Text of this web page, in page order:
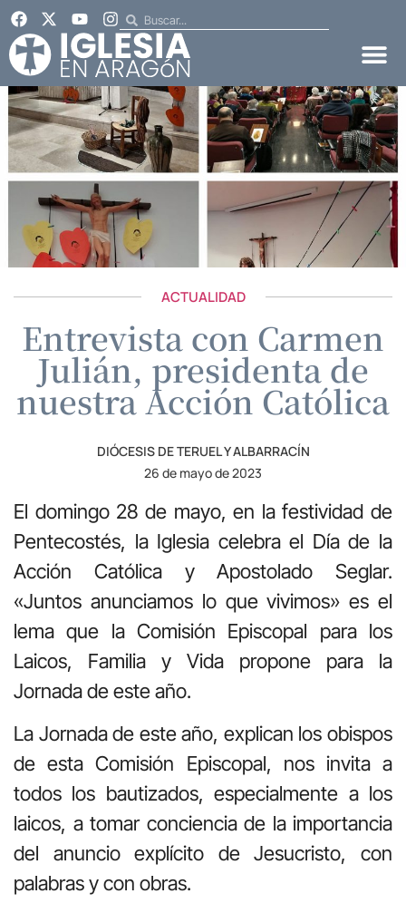
ACTUALIDAD
Entrevista con Carmen
Julián, presidenta de
nuestra Acción Católica
DIÓCESIS DE TERUEL Y ALBARRACÍN
26 de mayo de 2023
El domingo 28 de mayo, en la festividad de
Pentecostés, la Iglesia celebra el Día de la
Acción Católica y Apostolado Seglar.
«Juntos anunciamos lo que vivimos» es el
lema que la Comisión Episcopal para los
Laicos, Familia y Vida propone para la
Jornada de este año.
La Jornada de este año, explican los obispos
de esta Comisión Episcopal, nos invita a
todos los bautizados, especialmente a los
laicos, a tomar conciencia de la importancia
del anuncio explícito de Jesucristo, con
palabras y con obras.